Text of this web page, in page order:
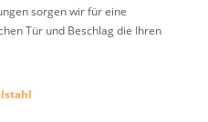
sorgen wir für eine
Tür und Beschlag die Ihren